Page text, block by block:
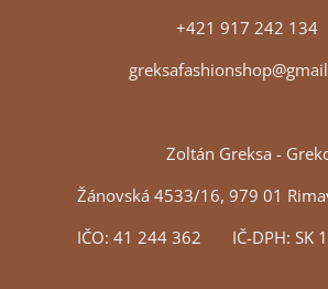
+421 917 242 134
Zoltán Greksa -
Žánovská 4533/16, 979 01
IČO: 41 244 362 IČ-DPH: SK